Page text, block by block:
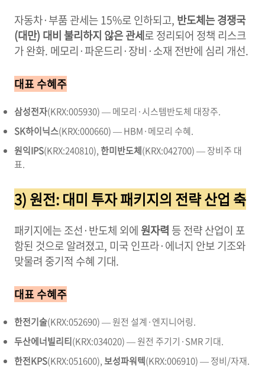
자동차·부품 관세는 15%로 인하되고, 반도체는 경쟁국
(대만) 대비 불리하지 않은 관세로 정리되어 정책 리스크
가 완화. 메모리·파운드리·장비·소재 전반에 심리 개선.
대표 수혜주
삼성전자(KRX:005930) — 메모리·시스템반도체 대장주.
SK하이닉스(KRX:000660) — HBM·메모리 수혜.
원익IPS(KRX:240810), 한미반도체(KRX:042700) — 장비주 대
표.
3) 원전: 대미 투자 패키지의 전략 산업 축
패키지에는 조선·반도체 외에 원자력 등 전략 산업이 포
함된 것으로 알려졌고, 미국 인프라·에너지 안보 기조와
맞물려 중기적 수혜 기대.
대표 수혜주
한전기술(KRX:052690) — 원전 설계·엔지니어링.
두산에너빌리티(KRX:034020) — 원전 주기기·SMR 기대.
한전KPS(KRX:051600),보성파워텍(KRX:006910) — 정비/자재.